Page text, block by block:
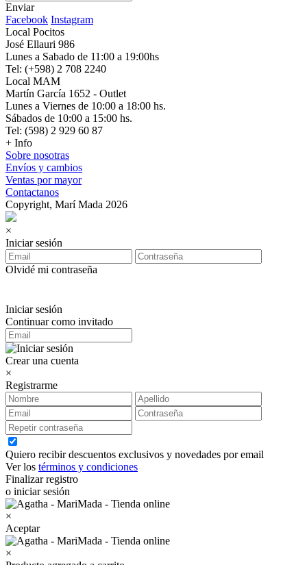
Enviar
Facebook Instagram
Local Pocitos
José Ellauri 986
Lunes a Sabado de 11:00 a 19:00hs
Tel: (+598) 2 708 2240
Local MAM
Martín García 1652 - Outlet
Lunes a Viernes de 10:00 a 18:00 hs.
Sábados de 10:00 a 15:00 hs.
Tel: (598) 2 929 60 87
+ Info
Sobre nosotras
Envíos y cambios
Ventas por mayor
Contactanos
Copyright, Marí Mada 2026
×
Iniciar sesión
Olvidé mi contraseña
Iniciar sesión
Continuar como invitado
Crear una cuenta
×
Registrarme
Quiero recibir descuentos exclusivos y novedades por email
Ver los términos y condiciones
Finalizar registro
o iniciar sesión
×
Aceptar
×